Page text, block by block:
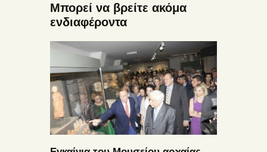
Μπορεί να βρείτε ακόμα
ενδιαφέροντα